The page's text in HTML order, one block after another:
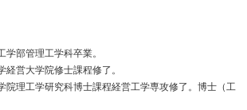
部管理工学科卒業。
営大学院修士課程修了。
院理工学研究科博士課程経営工学専攻修了。博士（工